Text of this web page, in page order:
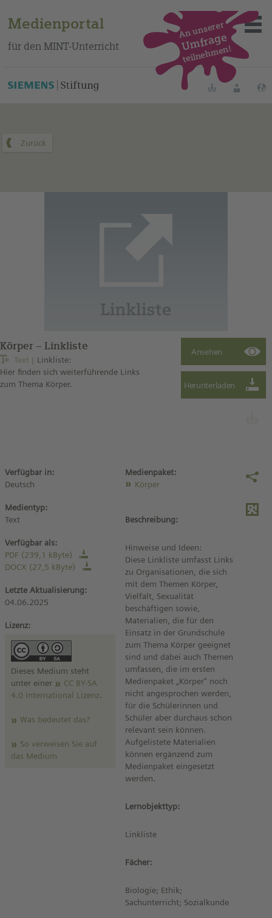
Medienportal
für den MINT-Unterricht
Über das Portal
Merklisten
An unserer
Umfrage
teilnehmen!
Körper – Linkliste
Text
Linkliste:
Hier finden sich weiterführende Links
zum Thema Körper.
Verfügbar in:
Deutsch
Medientyp:
Text
Verfügbar als:
PDF (239,1 kByte)
DOCX (27,5 kByte)
Letzte Aktualisierung:
04.06.2025
Lizenz:
Dieses Medium steht
unter einer
CC BY-SA
4.0 international Lizenz.
Was bedeutet das?
So verweisen Sie auf
das Medium
Medienpaket:
Körper
Beschreibung:
Hinweise und Ideen:
Diese Linkliste umfasst Links
zu Organisationen, die sich
mit dem Themen Körper,
Vielfalt, Sexualität
beschäftigen sowie,
Materialien, die für den
Einsatz in der Grundschule
zum Thema Körper geeignet
sind und dabei auch Themen
umfassen, die im ersten
Medienpaket „Körper“ noch
nicht angesprochen werden,
für die Schülerinnen und
Schüler aber durchaus schon
relevant sein können.
Aufgelistete Materialien
können ergänzend zum
Medienpaket eingesetzt
werden.
Lernobjekttyp:
Linkliste
Fächer:
Biologie; Ethik;
Sachunterricht; Sozialkunde
Dieses Medium finden Sie auf unserem spanischen